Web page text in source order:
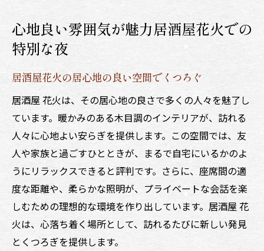
心地良い雰囲気が魅力居酒屋花火での
特別な夜
居酒屋花火の居心地の良い空間でくつろぐ
居酒屋 花火は、その居心地の良さで多くの人々を魅了し
ています。暖かみのある木目調のインテリアが、訪れる
人々に心地よい安らぎを提供します。この空間では、友
人や家族と過ごすひとときが、まるで自宅にいるかのよ
うにリラックスできると評判です。さらに、座席間の適
度な距離や、柔らかな照明が、プライベートな会話を楽
しむための理想的な環境を作り出しています。居酒屋 花
火は、心落ち着く場所として、訪れるたびに新しい発見
とくつろぎを提供します。